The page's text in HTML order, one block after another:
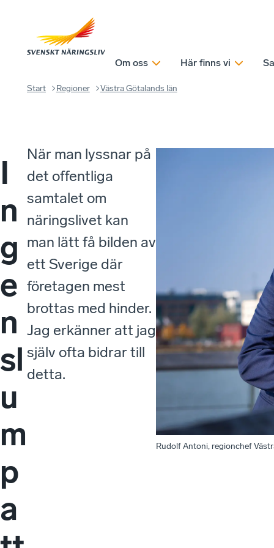
Om oss Här finns vi
Start Regioner Västra Götalands län
I
n
g
e
n
sl
u
m
p
a
När man lyssnar på
det offentliga
samtalet om
näringslivet kan
man lätt få bilden av
ett Sverige där
företagen mest
brottas med hinder.
Jag erkänner att jag
själv ofta bidrar till
detta.
Rudolf Antoni, regionchef